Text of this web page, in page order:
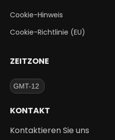
Cookie-Hinweis
Cookie-Richtlinie (EU)
ZEITZONE
KONTAKT
Kontaktieren Sie uns